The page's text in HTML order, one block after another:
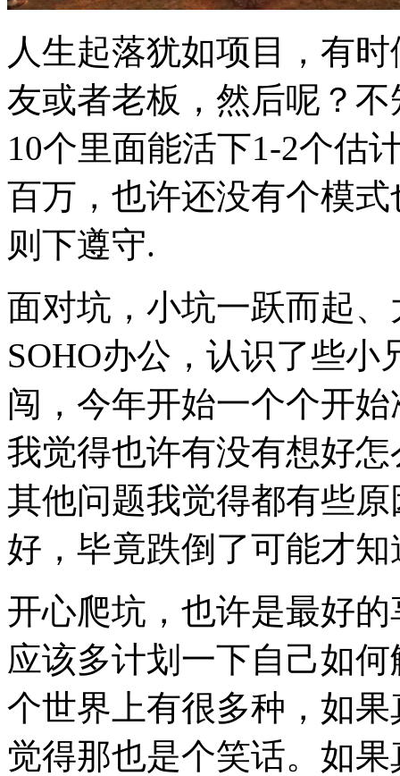
人生起落犹如项目，有
友或者老板，然后呢？
10个里面能活下1-2个估
百万，也许还没有个模
则下遵守.
面对坑，小坑一跃而起
SOHO办公，认识了些
闯，今年开始一个个开
我觉得也许有没有想好
其他问题我觉得都有些
好，毕竟跌倒了可能才
开心爬坑，也许是最好
应该多计划一下自己如
个世界上有很多种，如
觉得那也是个笑话。如